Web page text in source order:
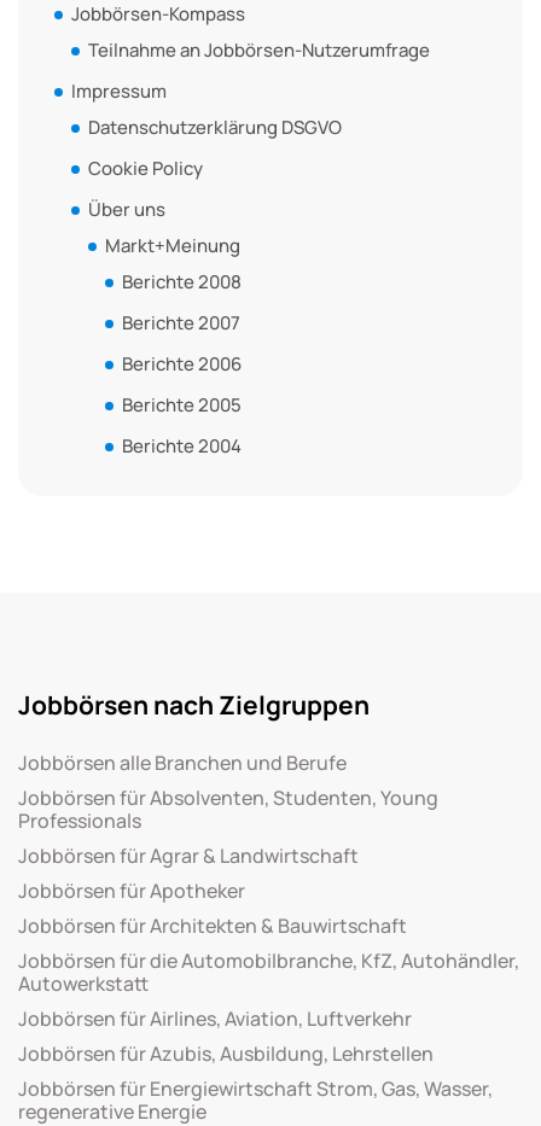
Jobbörsen-Kompass
Teilnahme an Jobbörsen-Nutzerumfrage
Impressum
Datenschutzerklärung DSGVO
Cookie Policy
Über uns
Markt+Meinung
Berichte 2008
Berichte 2007
Berichte 2006
Berichte 2005
Berichte 2004
Jobbörsen nach Zielgruppen
Jobbörsen alle Branchen und Berufe
Jobbörsen für Absolventen, Studenten, Young
Professionals
Jobbörsen für Agrar & Landwirtschaft
Jobbörsen für Apotheker
Jobbörsen für Architekten & Bauwirtschaft
Jobbörsen für die Automobilbranche, KfZ, Autohändler,
Autowerkstatt
Jobbörsen für Airlines, Aviation, Luftverkehr
Jobbörsen für Azubis, Ausbildung, Lehrstellen
Jobbörsen für Energiewirtschaft Strom, Gas, Wasser,
regenerative Energie